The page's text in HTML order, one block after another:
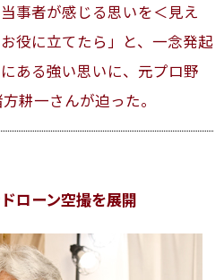
事者が感じる思いを＜見え
役に立てたら」と、一念発起
ある強い思いに、元プロ野
耕一さんが迫った。
ローン空撮を展開